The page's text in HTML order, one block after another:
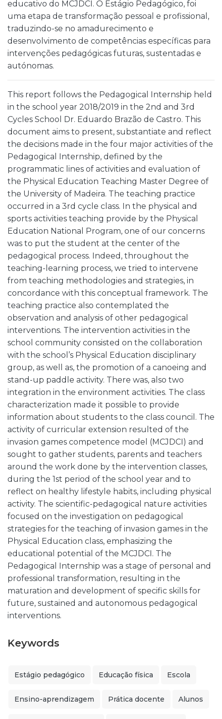
educativo do MCJDCI. O Estágio Pedagógico, foi
uma etapa de transformação pessoal e profissional,
traduzindo-se no amadurecimento e
desenvolvimento de competências específicas para
intervenções pedagógicas futuras, sustentadas e
autónomas.
This report follows the Pedagogical Internship held
in the school year 2018/2019 in the 2nd and 3rd
Cycles School Dr. Eduardo Brazão de Castro. This
document aims to present, substantiate and reflect
the decisions made in the four major activities of the
Pedagogical Internship, defined by the
programmatic lines of activities and evaluation of
the Physical Education Teaching Master Degree of
the University of Madeira. The teaching practice
occurred in a 3rd cycle class. In the physical and
sports activities teaching provide by the Physical
Education National Program, one of our concerns
was to put the student at the center of the
pedagogical process. Indeed, throughout the
teaching-learning process, we tried to intervene
from teaching methodologies and strategies, in
concordance with this conceptual framework. The
teaching practice also contemplated the
observation and analysis of other pedagogical
interventions. The intervention activities in the
school community consisted on the collaboration
with the school’s Physical Education disciplinary
group, as well as, the promotion of a canoeing and
stand-up paddle activity. There was, also two
integration in the environment activities. The class
characterization made it possible to provide
information about students to the class council. The
activity of curricular extension resulted of the
invasion games competence model (MCJDCI) and
sought to gather students, parents and teachers
around the work done by the intervention classes,
during the 1st period of the school year and to
reflect on healthy lifestyle habits, including physical
activity. The scientific-pedagogical nature activities
focused on the investigation on pedagogical
strategies for the teaching of invasion games in the
Physical Education class, emphasizing the
educational potential of the MCJDCI. The
Pedagogical Internship was a stage of personal and
professional transformation, resulting in the
maturation and development of specific skills for
future, sustained and autonomous pedagogical
interventions.
Keywords
Estágio pedagógico Educação física Escola
Ensino-aprendizagem Prática docente Alunos